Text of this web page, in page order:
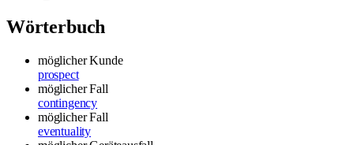
Wörterbuch
möglicher Kunde
prospect
möglicher Fall
contingency
möglicher Fall
eventuality